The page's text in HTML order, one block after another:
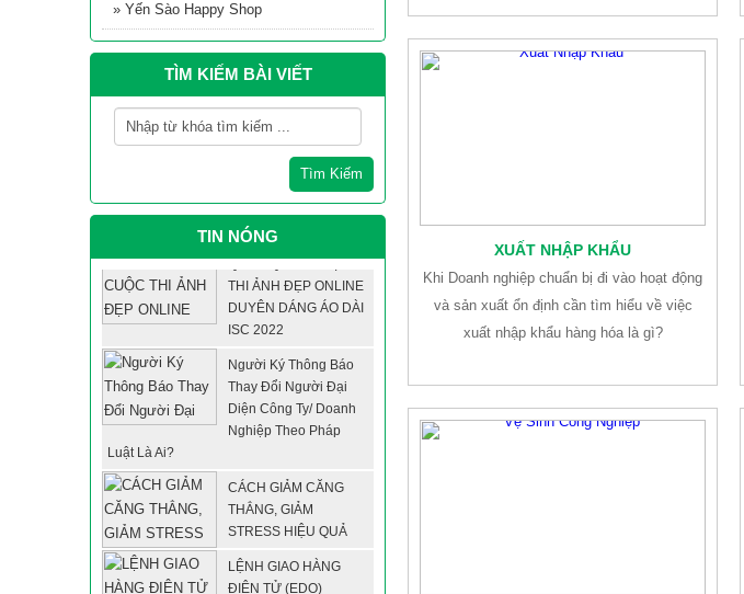
XUẤT NHẬP KHẨU
Khi Doanh nghiệp chuẩn bị đi vào hoạt động
và sản xuất ổn định cần tìm hiểu về việc
xuất nhập khẩu hàng hóa là gì?
» Yến Sào Happy Shop
TÌM KIẾM BÀI VIẾT
Tìm Kiếm
TIN NÓNG
Đồng nghiệp
BECAMEX ISC SÔI
KỶ NIỆM 91 NĂM
NGÀY THÀNH LẬP ĐOÀN TNCS HỒ CHÍ
MINH (26/3/1931 – 26/3/2022)
QUÁN QUÂN CUỘC
THI ẢNH ĐẸP ONLINE
DUYÊN DÁNG ÁO DÀI
ISC 2022
Người Ký Thông Báo
Thay Đổi Người Đại
Diện Công Ty/ Doanh
Nghiệp Theo Pháp
Luật Là Ai?
THẲNG, GIẢM
STRESS HIỆU QUẢ
LỆNH GIAO HÀNG
ĐIỆN TỬ (EDO)